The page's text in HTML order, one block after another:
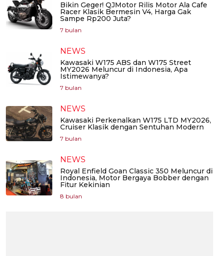
Bikin Geger! QJMotor Rilis Motor Ala Cafe
Racer Klasik Bermesin V4, Harga Gak
Sampe Rp200 Juta?
7 bulan
NEWS
Kawasaki W175 ABS dan W175 Street
MY2026 Meluncur di Indonesia, Apa
Istimewanya?
7 bulan
NEWS
Kawasaki Perkenalkan W175 LTD MY2026,
Cruiser Klasik dengan Sentuhan Modern
7 bulan
NEWS
Royal Enfield Goan Classic 350 Meluncur di
Indonesia, Motor Bergaya Bobber dengan
Fitur Kekinian
8 bulan